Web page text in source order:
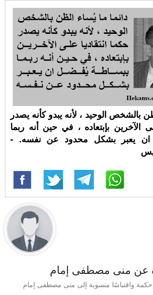
بالشخص الوحيد ، لأنه يبدو كأنه يصدر
الآخرين بإبتعاده ، في حين أنه ربما
ان يعبر بشكل محدود عن نفسه. -
عن منى مصطفى إمام